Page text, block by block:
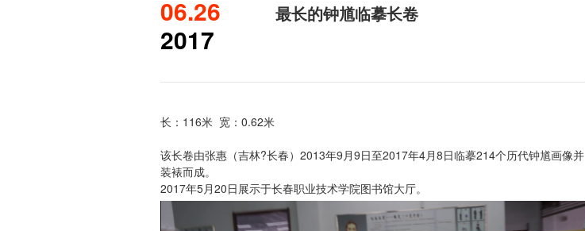
06.26
2017
最长的钟馗临摹长卷
长：116米 宽：0.62米
该长卷由张惠（吉林?长春）2013年9月9日至2017年4月8日临摹214个历代钟馗画像并
装裱而成。
2017年5月20日展示于长春职业技术学院图书馆大厅。